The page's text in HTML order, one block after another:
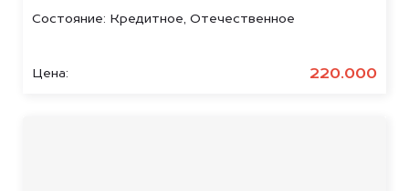
Состояние: Кредитное, Отечественное
Цена: 220.000